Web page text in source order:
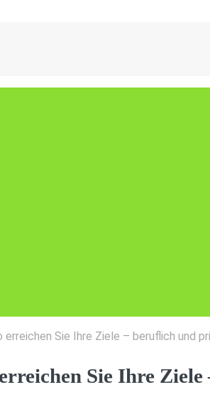
Sie Ihre Ziele – beruflich und
Sie Ihre